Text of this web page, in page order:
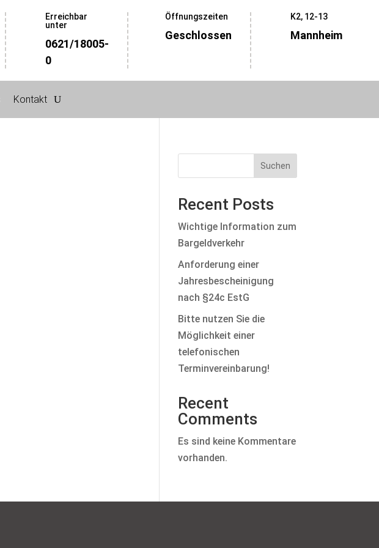
Erreichbar
unter
0621/18005-
0
Öffnungszeiten
Geschlossen
K2, 12-13
Mannheim
Kontakt
Suchen
Recent Posts
Wichtige Information zum
Bargeldverkehr
Anforderung einer
Jahresbescheinigung
nach §24c EstG
Bitte nutzen Sie die
Möglichkeit einer
telefonischen
Terminvereinbarung!
Recent
Comments
Es sind keine Kommentare
vorhanden.